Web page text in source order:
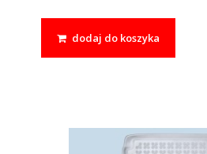
dodaj do koszyka